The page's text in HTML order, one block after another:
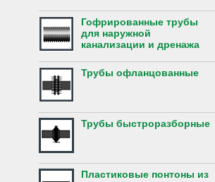
Гофрированные трубы
для наружной
канализации и дренажа
Трубы офланцованные
Трубы быстроразборные
Пластиковые понтоны из